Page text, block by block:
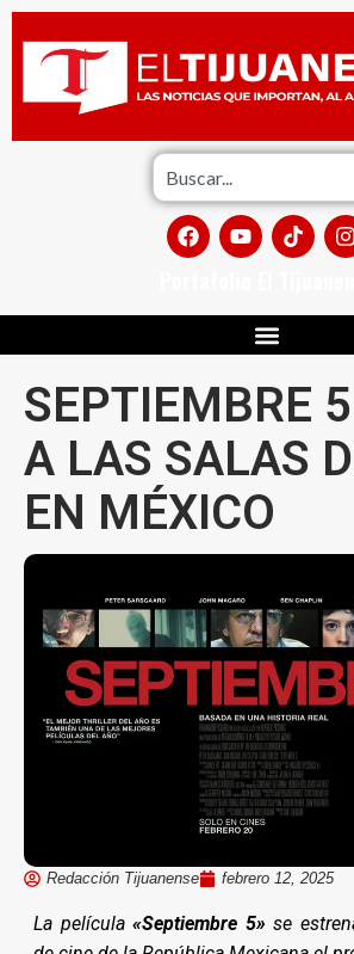
SEPTIEMBRE
A LAS SALAS
EN MÉXICO
Redacción Tijuanense febrero 12, 2025
La película«Septiembre 5»se